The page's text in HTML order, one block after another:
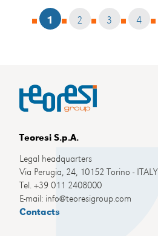
1 2 3 4
Teoresi S.p.A.
Legal headquarters
Via Perugia, 24, 10152 Torino - ITALY
Tel. +39 011 2408000
E-mail: info@teoresigroup.com
Contacts